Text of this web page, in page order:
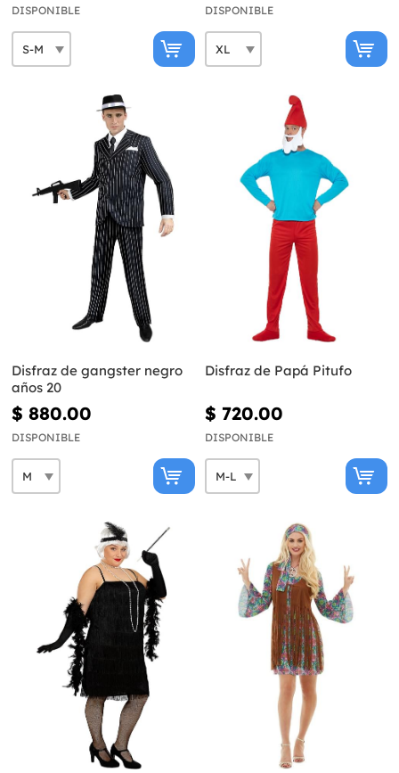
DISPONIBLE DISPONIBLE
Disfraz de gangster negro
años 20
$ 880.00
DISPONIBLE
Disfraz de Papá Pitufo
$ 720.00
DISPONIBLE